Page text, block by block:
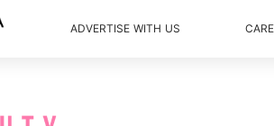
ADVERTISE WITH US